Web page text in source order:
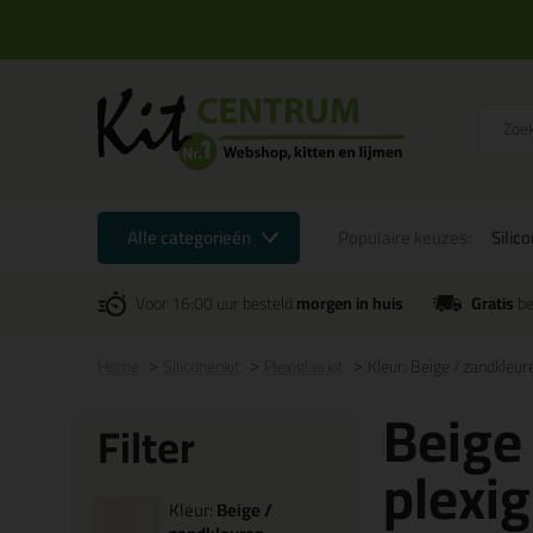
Alle categorieën
Voor 16:00 uur besteldmorgen in huis Gratis
Kleur: Beige /
Filter
Kleur:Beige /